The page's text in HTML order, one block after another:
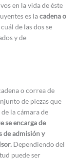
en la vida de éste
es lacadena o
de las dos se
y de
o correa de
de piezas que
la cámara de
se encarga de
de admisión y
Dependiendo del
puede ser